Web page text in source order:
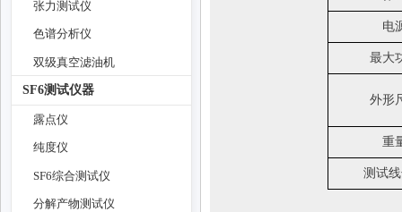
电
最大
外形
重
测试
张力测试仪
色谱分析仪
双级真空滤油机
SF6测试仪器
露点仪
纯度仪
SF6综合测试仪
分解产物测试仪